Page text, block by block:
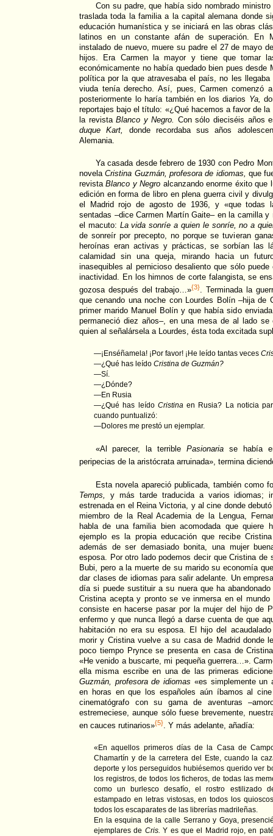
Con su padre, que había sido nombrado
traslada toda la familia a la capital alemana donde
educación humanística y se iniciará en las obras
latinos en un constante afán de superación. En
instalado de nuevo, muere su padre el 27 de mayo
hijos. Era Carmen la mayor y tiene que tomar
económicamente no había quedado bien pues desde
política por la que atravesaba el país, no les
viuda tenía derecho. Así, pues, Carmen comenzó
posteriormente lo haría también en los diarios Ya,
reportajes bajo el título: «¿Qué hacemos a favor de
la revistaBlanco y Negro.
Con sólo dieciséis años
duque Kart,
donde recordaba sus años
Alemania.
Ya casada desde febrero de 1930 con Pedro
novelaCristina Guzmán, profesora de idiomas, que
revistaBlanco y Negro alcanzando enorme éxito que
edición en forma de libro en plena guerra civil y
el Madrid rojo de agosto de 1936, y «que todas
sentadas –dice Carmen Martín Gaite– en la camilla y
el macuto: La vida sonríe a quien le sonríe, no a
de sonreír por precepto, no porque se tuvieran
heroínas eran activas y prácticas, se sorbían las
calamidad sin una queja, mirando hacia un
inasequibles al pernicioso desaliento que sólo
inactividad. En los himnos de corte falangista, se
gozosa después del trabajo…»{3}. Terminada la
que cenando una noche con Lourdes Bolín –hija de
primer marido Manuel Bolín y que había sido
permaneció diez años–, en una mesa de al lado se
quien al señalársela a Lourdes, ésta toda excitada
—¡Enséñamela! ¡Por favor! ¡He leído tantas veces
—¿Qué has leído Cristina de Guzmán?
—Sí.
—¿Dónde?
—En Rusia
—¿Qué has leído Cristinaen Rusia? La noticia
cuando puntualizó:
—Dolores me prestó un ejemplar.
«Al parecer, la terrible Pasionaria se había
peripecias de la aristócrata arruinada», termina
Esta novela apareció publicada, también como
Temps,
y más tarde traducida a varios idiomas;
estrenada en el Reina Victoria, y al cine donde
miembro de la Real Academia de la Lengua,
habla de una familia bien acomodada que quiere
ejemplo es la propia educación que recibe
además de ser demasiado bonita, una mujer
esposa. Por otro lado podemos decir que Cristina de
Bubi, pero a la muerte de su marido su economía
dar clases de idiomas para salir adelante. Un
día si puede sustituir a su nuera que ha
Cristina acepta y pronto se ve inmersa en el
consiste en hacerse pasar por la mujer del hijo de
enfermo y que nunca llegó a darse cuenta de que
habitación no era su esposa. El hijo del
morir y Cristina vuelve a su casa de Madrid donde
poco tiempo Prynce se presenta en casa de
«He venido a buscarte, mi pequeña guerrera…».
ella misma escribe en una de las primeras
Guzmán, profesora de idiomas «es simplemente un
en horas en que los españoles aún íbamos al
cinematógrafo con su gama de aventuras
estremeciese, aunque sólo fuese brevemente,
en cauces rutinarios»{5}. Y más adelante, añadía:
«En aquellos primeros días de la Casa de
Chamartín y de la carretera del Este, cuando la
deporte y los perseguidos hubiésemos querido ver
los registros, de todos los ficheros, de todas las
como un burlesco desafío, el rostro estilizado
estampado en letras vistosas, en todos los
todos los escaparates de las librerías madrileñas.
En la esquina de la calle Serrano y Goya,
ejemplares de Cris. Y es que el Madrid rojo, en